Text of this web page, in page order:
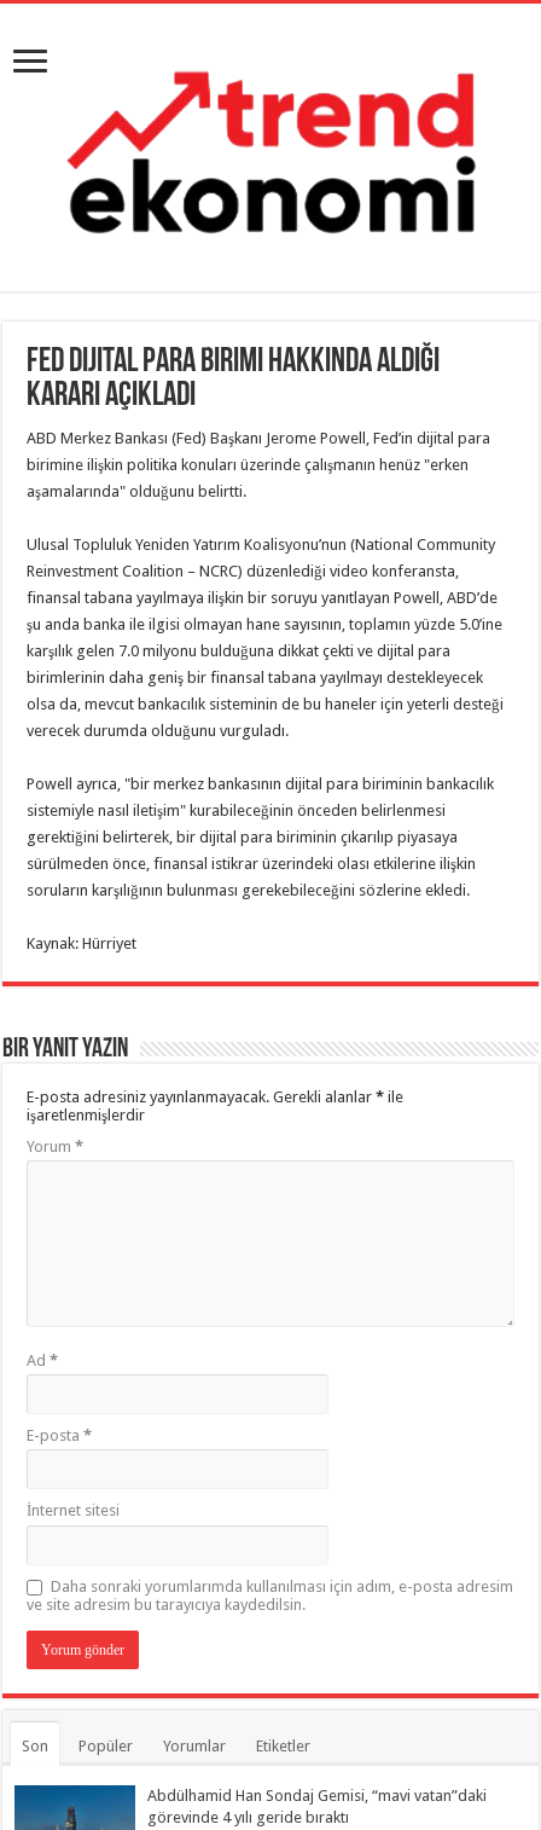
FED dijital para birimi hakkında aldığı
kararı açıkladı
ABD Merkez Bankası (Fed) Başkanı Jerome Powell, Fed’in dijital para
birimine ilişkin politika konuları üzerinde çalışmanın henüz "erken
aşamalarında" olduğunu belirtti.
Ulusal Topluluk Yeniden Yatırım Koalisyonu’nun (National Community
Reinvestment Coalition – NCRC) düzenlediği video konferansta,
finansal tabana yayılmaya ilişkin bir soruyu yanıtlayan Powell, ABD’de
şu anda banka ile ilgisi olmayan hane sayısının, toplamın yüzde 5.0’ine
karşılık gelen 7.0 milyonu bulduğuna dikkat çekti ve dijital para
birimlerinin daha geniş bir finansal tabana yayılmayı destekleyecek
olsa da, mevcut bankacılık sisteminin de bu haneler için yeterli desteği
verecek durumda olduğunu vurguladı.
Powell ayrıca, "bir merkez bankasının dijital para biriminin bankacılık
sistemiyle nasıl iletişim" kurabileceğinin önceden belirlenmesi
gerektiğini belirterek, bir dijital para biriminin çıkarılıp piyasaya
sürülmeden önce, finansal istikrar üzerindeki olası etkilerine ilişkin
soruların karşılığının bulunması gerekebileceğini sözlerine ekledi.
Kaynak: Hürriyet
Bir yanıt yazın
E-posta adresiniz yayınlanmayacak. Gerekli alanlar* ile
işaretlenmişlerdir
Yorum*
Ad*
E-posta*
İnternet sitesi
Daha sonraki yorumlarımda kullanılması için adım, e-posta adresim
ve site adresim bu tarayıcıya kaydedilsin.
Son Popüler Yorumlar Etiketler
Abdülhamid Han Sondaj Gemisi, “mavi vatan”daki
görevinde 4 yılı geride bıraktı